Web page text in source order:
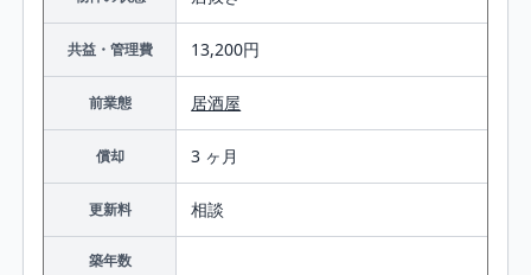
共益・管理費 13,200円
前業態 居酒屋
償却 3 ヶ月
更新料 相談
築年数